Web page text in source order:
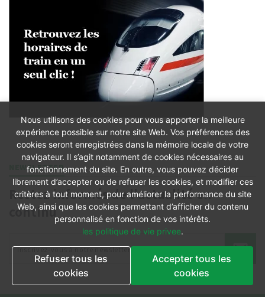
NEWSLETTER
Restez informés de l'actualité en
continu
Nous utilisons des cookies pour vous apporter la meilleure
expérience possible sur notre site Web. Vos préférences des
cookies seront enregistrées dans la mémoire locale de votre
navigateur. Il s’agit notamment de cookies nécessaires au
fonctionnement du site. En outre, vous pouvez décider
librement d’accepter ou de refuser les cookies, et modifier ces
critères à tout moment, pour améliorer la performance du site
Web, ainsi que les cookies permettant d’afficher du contenu
personnalisé en fonction de vos intérêts.
les politique de vie privee.
Refuser tous les
cookies
Accepter tous les
cookies